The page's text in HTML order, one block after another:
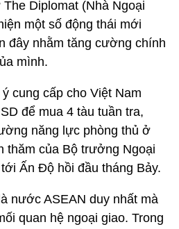
Diplomat (Nhà Ngoại
một số động thái mới
đây nhằm tăng cường chính
mình.
cung cấp cho Việt Nam
để mua 4 tàu tuần tra,
năng lực phòng thủ ở
thăm của Bộ trưởng Ngoại
Ấn Độ hồi đầu tháng Bảy.
nước ASEAN duy nhất mà
quan hệ ngoại giao. Trong